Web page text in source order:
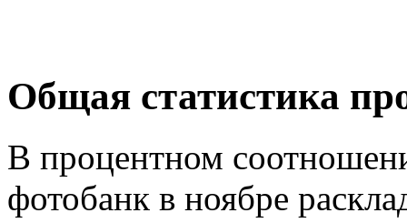
Общая статистика
В процентном
фотобанк в ноябре